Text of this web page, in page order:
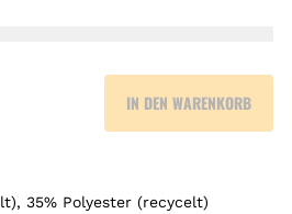
IN DEN WARENKORB
35% Polyester (recycelt)